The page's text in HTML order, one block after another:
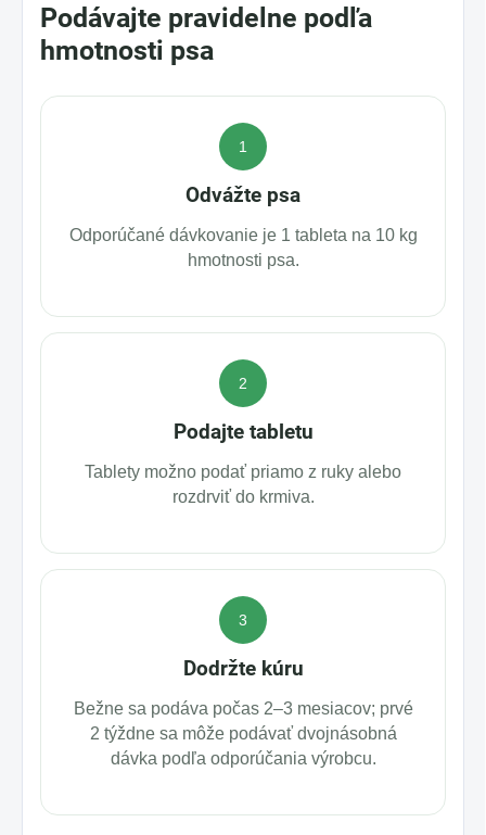
Podávajte pravidelne podľa
hmotnosti psa
1
Odvážte psa
Odporúčané dávkovanie je 1 tableta na 10 kg
hmotnosti psa.
2
Podajte tabletu
Tablety možno podať priamo z ruky alebo
rozdrviť do krmiva.
3
Dodržte kúru
Bežne sa podáva počas 2–3 mesiacov; prvé
2 týždne sa môže podávať dvojnásobná
dávka podľa odporúčania výrobcu.